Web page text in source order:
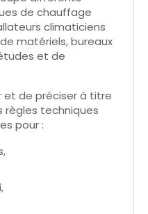
de chauffage
climaticiens
matériels, bureaux
et de
et de préciser à titre
règles techniques
pour :